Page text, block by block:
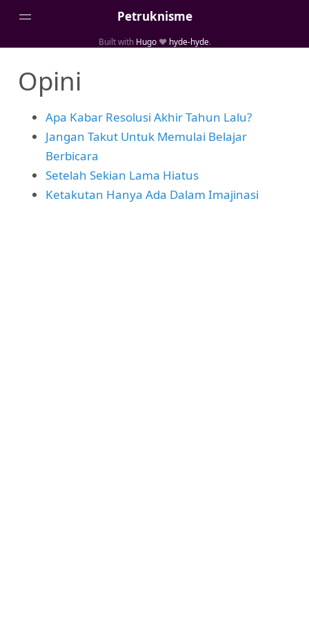
Petruknisme
Portfolio
Tentang
Built with Hugo❤️ hyde-hyde.
Opini
Apa Kabar Resolusi Akhir Tahun Lalu?
Jangan Takut Untuk Memulai Belajar
Berbicara
Setelah Sekian Lama Hiatus
Ketakutan Hanya Ada Dalam Imajinasi